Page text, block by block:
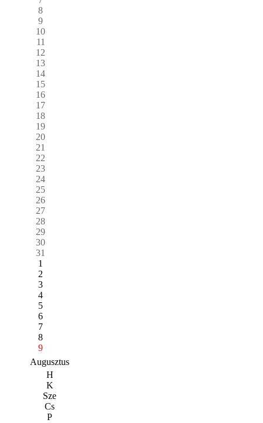
8
9
10
11
12
13
14
15
16
17
18
19
20
21
22
23
24
25
26
27
28
29
30
31
1
2
3
4
5
6
7
8
9
Augusztus
H
K
Sze
Cs
P